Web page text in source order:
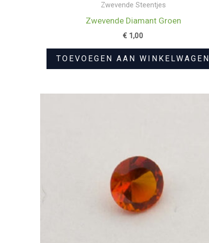
Zwevende Steentjes
Zwevende Diamant Groen
€ 1,00
TOEVOEGEN AAN WINKELWAGEN